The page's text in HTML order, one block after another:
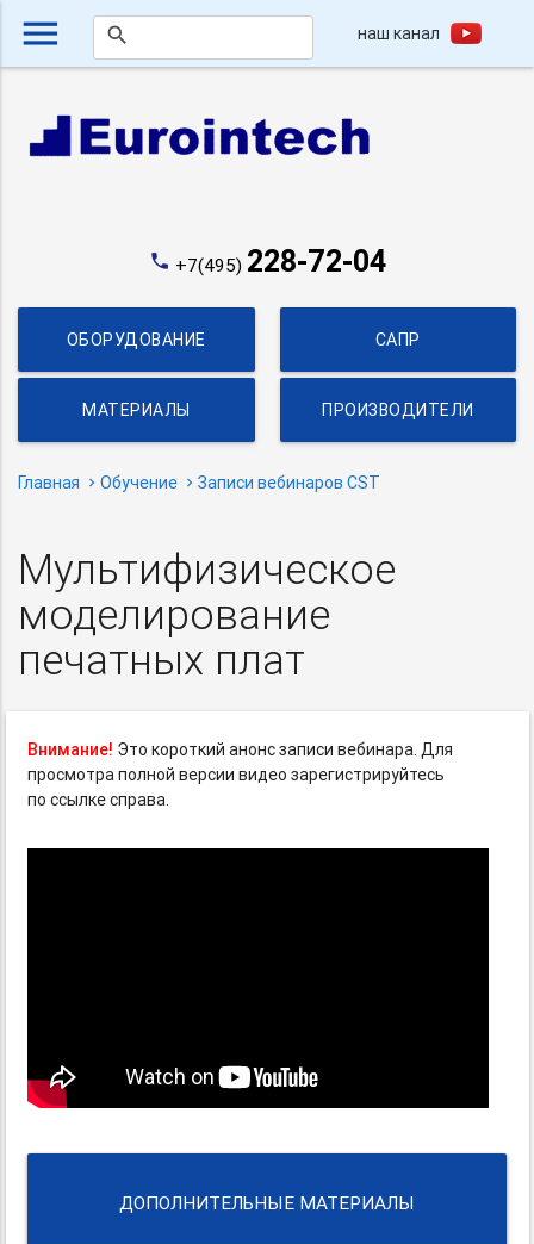
menu search наш канал
phone +7(495) 228-72-04
ОБОРУДОВАНИЕ САПР
МАТЕРИАЛЫ ПРОИЗВОДИТЕЛИ
Главная Обучение Записи вебинаров CST
Мультифизическое
моделирование
печатных плат
Внимание! Это короткий анонс записи вебинара. Для
просмотра полной версии видео зарегистрируйтесь
по ссылке справа.
ДОПОЛНИТЕЛЬНЫЕ МАТЕРИАЛЫ